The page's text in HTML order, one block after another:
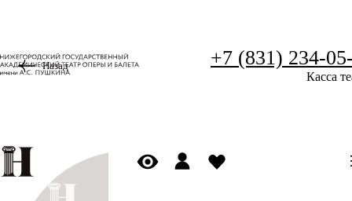
+7 (831) 234-
Касса
Назад